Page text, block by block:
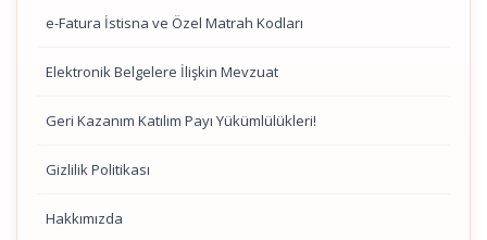
e-Fatura İstisna ve Özel Matrah Kodları
Elektronik Belgelere İlişkin Mevzuat
Geri Kazanım Katılım Payı Yükümlülükleri!
Gizlilik Politikası
Hakkımızda